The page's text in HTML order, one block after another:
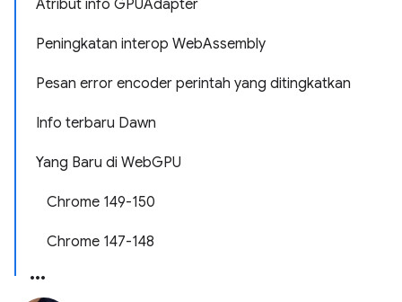
Atribut info GPUAdapter
Peningkatan interop WebAssembly
Pesan error encoder perintah yang ditingkatkan
Info terbaru Dawn
Yang Baru di WebGPU
Chrome 149-150
Chrome 147-148